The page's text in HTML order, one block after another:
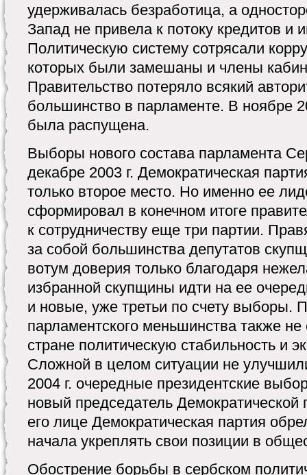
удерживалась безработица, а
Запад не привела к потоку кредитов и
Политическую систему сотрясали
которых были замешаны и члены
Правительство потеряло всякий
большинство в парламенте. В ноябре
была распущена.
Выборы нового состава парламента
декабре 2003 г. Демократическая
только второе место. Но именно ее
сформировал в конечном итоге
к сотрудничеству еще три партии.
за собой большинства депутатов
вотум доверия только благодаря
избранной скупщины идти на ее
и новые, уже третьи по счету выборы.
парламентского меньшинства также не
стране политическую стабильность и
Сложной в целом ситуации не
2004 г. очередные президентские
новый председатель Демократической
его лице Демократическая партия
начала укреплять свои позиции в
Обострение борьбы в сербском